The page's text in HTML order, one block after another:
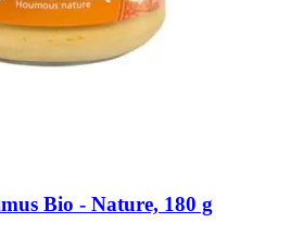
Bio -​ Nature, 180 g